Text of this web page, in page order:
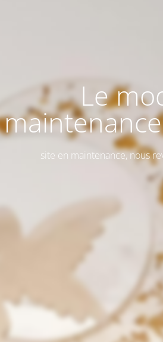
Le
maintenance
site en maintenance, nous